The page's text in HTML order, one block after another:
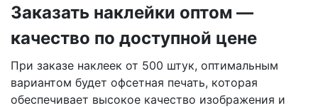
Заказать наклейки оптом —
качество по доступной цене
При заказе наклеек от 500 штук, оптимальным
вариантом будет офсетная печать, которая
обеспечивает высокое качество изображения и